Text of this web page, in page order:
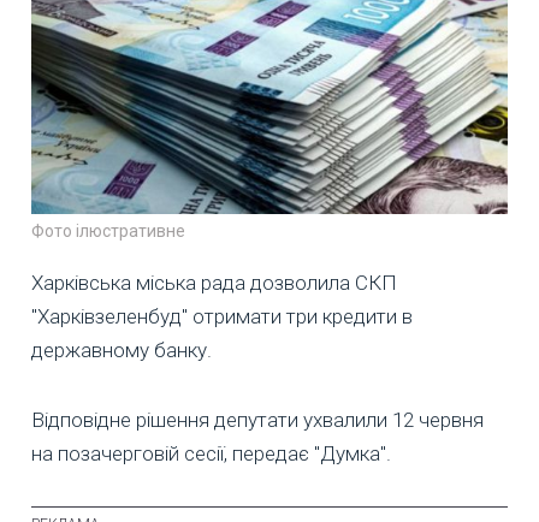
Фото ілюстративне
Харківська міська рада дозволила СКП
"Харківзеленбуд" отримати три кредити в
державному банку.
Відповідне рішення депутати ухвалили 12 червня
на позачерговій сесії, передає "Думка".